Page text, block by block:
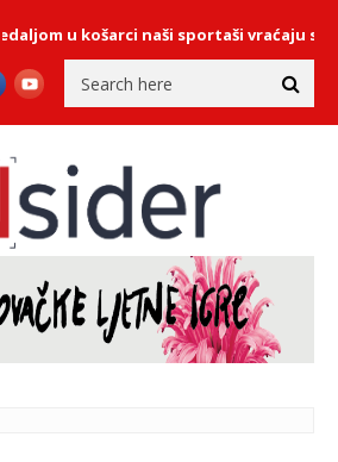
u košarci naši sportaši vraćaju se sa